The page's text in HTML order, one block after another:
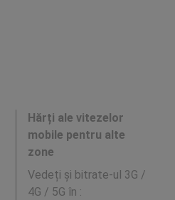
Hărți ale vitezelor
mobile pentru alte
zone
Vedeți și bitrate-ul 3G /
4G / 5G în :